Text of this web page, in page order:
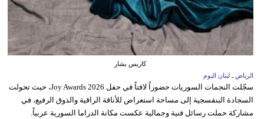
كاريس بشار
الرياض ـ لبنان اليوم
سجّلت النجمات السوريات حضوراً لافتاً في حفل Joy Awards 2026، حيث تحولت
السجادة البنفسجية إلى مساحة استعراض للأناقة الراقية والذوق الرفيع، في
مشاركة حملت رسائل فنية وجمالية عكست مكانة الدراما السورية عربياً.